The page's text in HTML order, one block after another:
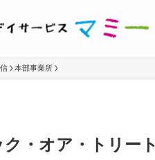
本部事業所
ク・オア・トリー